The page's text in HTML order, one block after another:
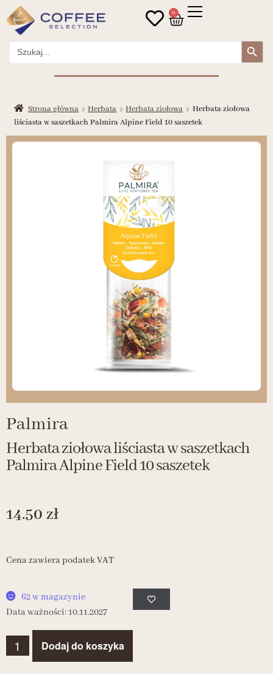
0
Search
for:
Search Button
Strona główna Herbata Herbata ziołowa
Herbata ziołowa
liściasta w saszetkach Palmira Alpine Field 10 saszetek
Palmira
Herbata ziołowa liściasta w saszetkach
Palmira Alpine Field 10 saszetek
14.50 zł
Cena zawiera podatek VAT
62 w magazynie
Data ważności: 10.11.2027
Dodaj do koszyka